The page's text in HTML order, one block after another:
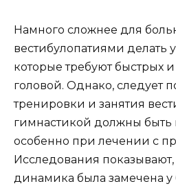
Намного сложнее для
вестибулопатиями делать
которые требуют быстрых
головой. Однако, следует
тренировки и занятия
гимнастикой должны быть
особенно при лечении с
Исследования
динамика была замечена у